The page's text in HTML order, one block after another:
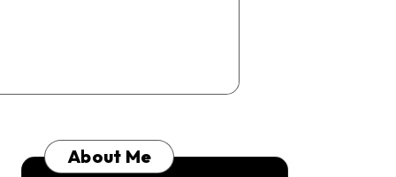
About Me